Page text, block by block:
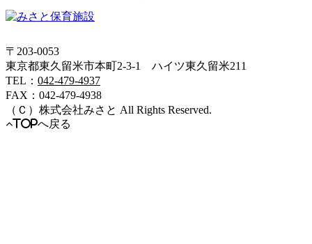
〒203-0053
東京都東久留米市本町2-3-1 ハイツ東久留米211
TEL： 042-479-4937
FAX：042-479-4938
（Ｃ） 株式会社みさと All Rights Reserved.
TOPへ戻る